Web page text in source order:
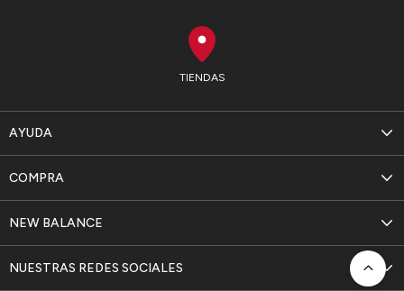
TIENDAS
AYUDA
NEW BALANCE
COMPRA
NUESTRAS REDES SOCIALES